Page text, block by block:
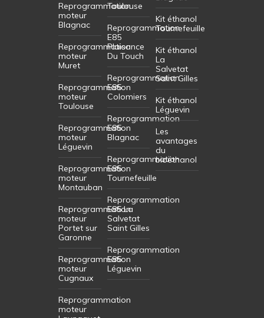
Reprogrammation
moteur
Blagnac
Reprogrammation
moteur
Muret
Reprogrammation
moteur
Toulouse
Reprogrammation
moteur
Léguevin
Reprogrammation
moteur
Montauban
Reprogrammation
moteur
Portet sur
Garonne
Reprogrammation
moteur
Cugnaux
Reprogrammation
moteur
Toulouse
Reprogrammation
E85
Plaisance
Du Touch
Reprogrammation
E85
Colomiers
Reprogrammation
E85
Blagnac
Reprogrammation
E85
Tournefeuille
Reprogrammation
E85 La
Salvetat
Saint Gilles
Reprogrammation
E85
Léguevin
Kit éthanol
Tournefeuille
Kit éthanol
La
Salvetat
Saint Gilles
Kit éthanol
Léguevin
Les
avantages
du
bioéthanol